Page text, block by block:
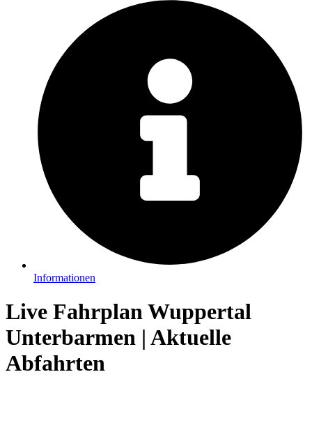
Informationen
Live Fahrplan Wuppertal
Unterbarmen | Aktuelle
Abfahrten